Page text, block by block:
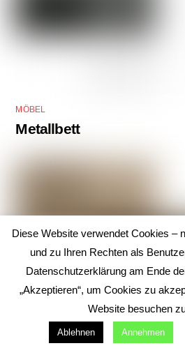
MÖBEL
Metallbett
Diese Website verwendet Cookies –
und zu Ihren Rechten als
Datenschutzerklärung am Ende
„Akzeptieren“, um Cookies zu
Website besuchen
Ablehnen Annehmen